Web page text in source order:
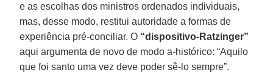
e as escolhas dos ministros ordenados individuais,
mas, desse modo, restitui autoridade a formas de
experiência pré-conciliar. O “dispositivo-Ratzinger”
aqui argumenta de novo de modo a-histórico: “Aquilo
que foi santo uma vez deve poder sê-lo sempre”.